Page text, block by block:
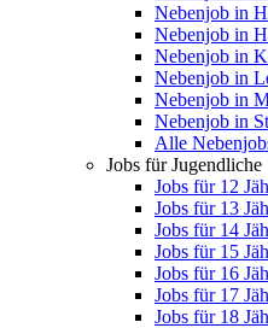
Nebenjob in
Nebenjob in
Nebenjob in
Nebenjob in
Nebenjob in
Nebenjob in
Alle
Jobs für Jugendliche
Jobs für 12
Jobs für 13
Jobs für 14
Jobs für 15
Jobs für 16
Jobs für 17
Jobs für 18